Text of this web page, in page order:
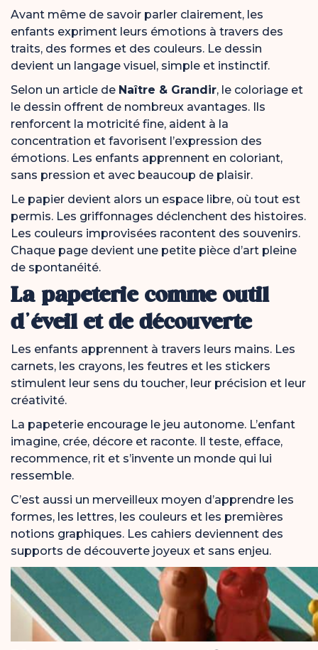
Avant même de savoir parler clairement, les
enfants expriment leurs émotions à travers des
traits, des formes et des couleurs. Le dessin
devient un langage visuel, simple et instinctif.
Selon un article de Naître & Grandir, le coloriage et
le dessin offrent de nombreux avantages. Ils
renforcent la motricité fine, aident à la
concentration et favorisent l’expression des
émotions. Les enfants apprennent en coloriant,
sans pression et avec beaucoup de plaisir.
Le papier devient alors un espace libre, où tout est
permis. Les griffonnages déclenchent des histoires.
Les couleurs improvisées racontent des souvenirs.
Chaque page devient une petite pièce d’art pleine
de spontanéité.
La papeterie comme outil
d’éveil et de découverte
Les enfants apprennent à travers leurs mains. Les
carnets, les crayons, les feutres et les stickers
stimulent leur sens du toucher, leur précision et leur
créativité.
La papeterie encourage le jeu autonome. L’enfant
imagine, crée, décore et raconte. Il teste, efface,
recommence, rit et s’invente un monde qui lui
ressemble.
C’est aussi un merveilleux moyen d’apprendre les
formes, les lettres, les couleurs et les premières
notions graphiques. Les cahiers deviennent des
supports de découverte joyeux et sans enjeu.